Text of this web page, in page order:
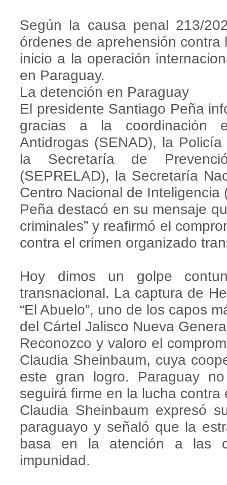
Según la causa penal 213/
órdenes de aprehensión
inicio a la operación
en Paraguay.
La detención en Paraguay
El presidente Santiago Peña
gracias a la coordinación
Antidrogas (SENAD), la
la Secretaría de
(SEPRELAD), la Secretaría
Centro Nacional de Inteligencia
Peña destacó en su mensaje
criminales” y reafirmó el
contra el crimen organizado
Hoy dimos un golpe
transnacional. La captura de
“El Abuelo”, uno de los capos
del Cártel Jalisco Nueva
Reconozco y valoro el
Claudia Sheinbaum, cuya
este gran logro. Paraguay
seguirá firme en la lucha contra
Claudia Sheinbaum expresó
paraguayo y señaló que la
basa en la atención a las
impunidad.